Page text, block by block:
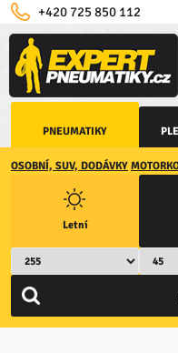
PNEUMATIKY
+420 725 850 112
OSOBNÍ, SUV, DODÁVKY
Letní